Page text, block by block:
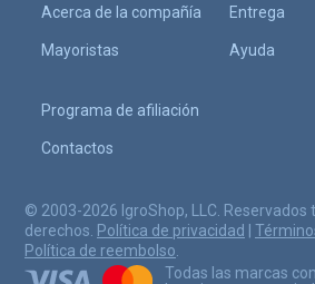
Acerca de la compañía
Mayoristas
Entrega
Ayuda
Programa de afiliación
Contactos
© 2003-2026 IgroShop, LLC. Reservados
derechos. Política de privacidad
Política de reembolso.
Todas las marcas